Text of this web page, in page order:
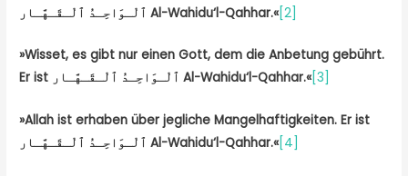
ٱلْـوَاحِـدُ ٱلْـقَـهَّـار Al-Wahidu‘l-Qahhar.«[2]
»Wisset, es gibt nur einen Gott, dem die Anbetung gebührt.
Er ist ٱلْـوَاحِـدُ ٱلْـقَـهَّـار Al-Wahidu‘l-Qahhar.«[3]
»Allah ist erhaben über jegliche Mangelhaftigkeiten. Er ist
ٱلْـوَاحِـدُ ٱلْـقَـهَّـار Al-Wahidu‘l-Qahhar.«[4]